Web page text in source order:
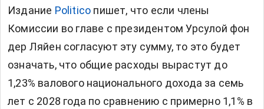
Издание Politico пишет, что если члены
Комиссии во главе с президентом Урсулой фон
дер Ляйен согласуют эту сумму, то это будет
означать, что общие расходы вырастут до
1,23% валового национального дохода за семь
лет с 2028 года по сравнению с примерно 1,1% в